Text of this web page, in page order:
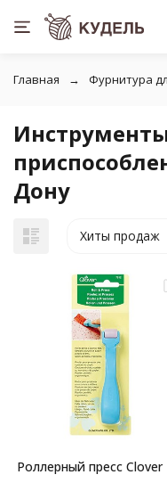
Главная Фурнитура
Дону
Хиты продаж
Роллерный пресс Clover